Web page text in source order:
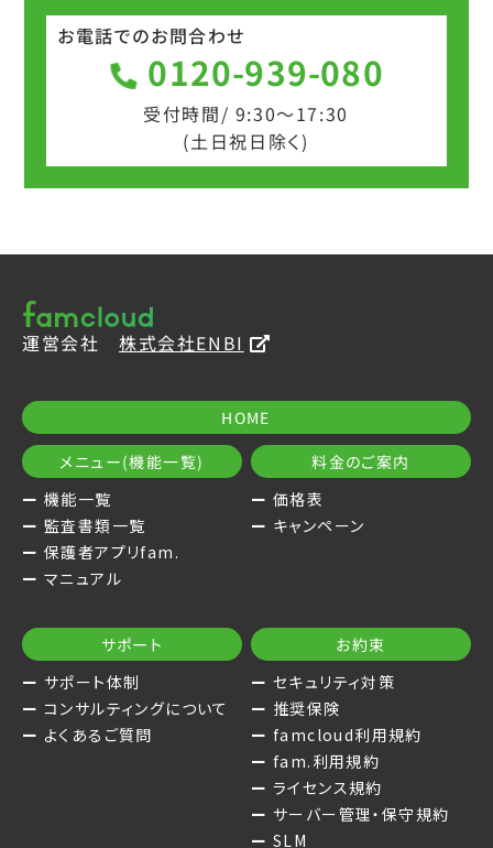
お電話でのお問合わせ
0120-939-080
受付時間/ 9:30～17:30
(土日祝日除く)
運営会社株式会社ENBI
HOME
メニュー(機能一覧)
機能一覧
監査書類一覧
保護者アプリfam.
マニュアル
料金のご案内
価格表
キャンペーン
サポート
サポート体制
コンサルティングについて
よくあるご質問
お約束
セキュリティ対策
推奨保険
famcloud利用規約
fam.利用規約
ライセンス規約
サーバー管理・保守規約
SLM